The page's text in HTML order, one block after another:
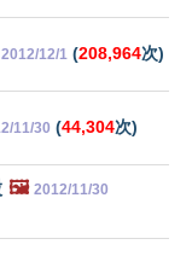
2012/12/1 (208,964次)
11/30 (44,304次)
🖼️ 2012/11/30